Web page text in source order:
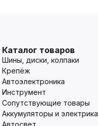
Каталог товаров
Шины, диски, колпаки
Крепёж
Автоэлектроника
Инструмент
Сопутствующие товары
Аккумуляторы и электрика
Автосвет